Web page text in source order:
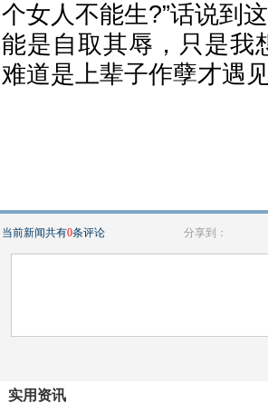
个女人不能生?”话说到
能是自取其辱，只是我
难道是上辈子作孽才遇
当前新闻共有0条评论 分享到：
实用资讯